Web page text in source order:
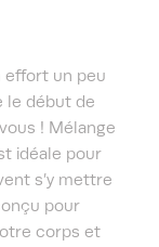
effort un peu
le début de
! Mélange
idéale pour
s’y mettre
pour
corps et